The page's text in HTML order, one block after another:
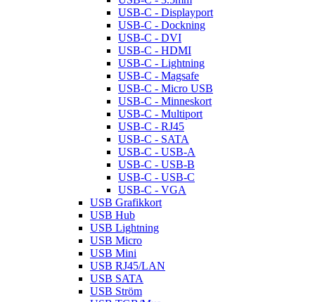
USB-C - Displayport
USB-C - Dockning
USB-C - DVI
USB-C - HDMI
USB-C - Lightning
USB-C - Magsafe
USB-C - Micro USB
USB-C - Minneskort
USB-C - Multiport
USB-C - RJ45
USB-C - SATA
USB-C - USB-A
USB-C - USB-B
USB-C - USB-C
USB-C - VGA
USB Grafikkort
USB Hub
USB Lightning
USB Micro
USB Mini
USB RJ45/LAN
USB SATA
USB Ström